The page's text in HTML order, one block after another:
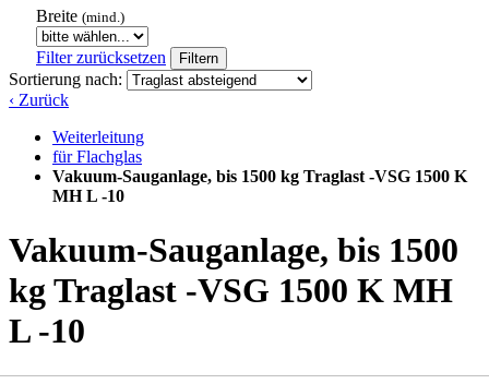
Breite (mind.)
Filter zurücksetzen Filtern
Sortierung nach:
‹ Zurück
Weiterleitung
für Flachglas
Vakuum-Sauganlage, bis 1500 kg Traglast -VSG 1500 K
MH L -10
Vakuum-Sauganlage, bis 1500
kg Traglast -VSG 1500 K MH
L -10